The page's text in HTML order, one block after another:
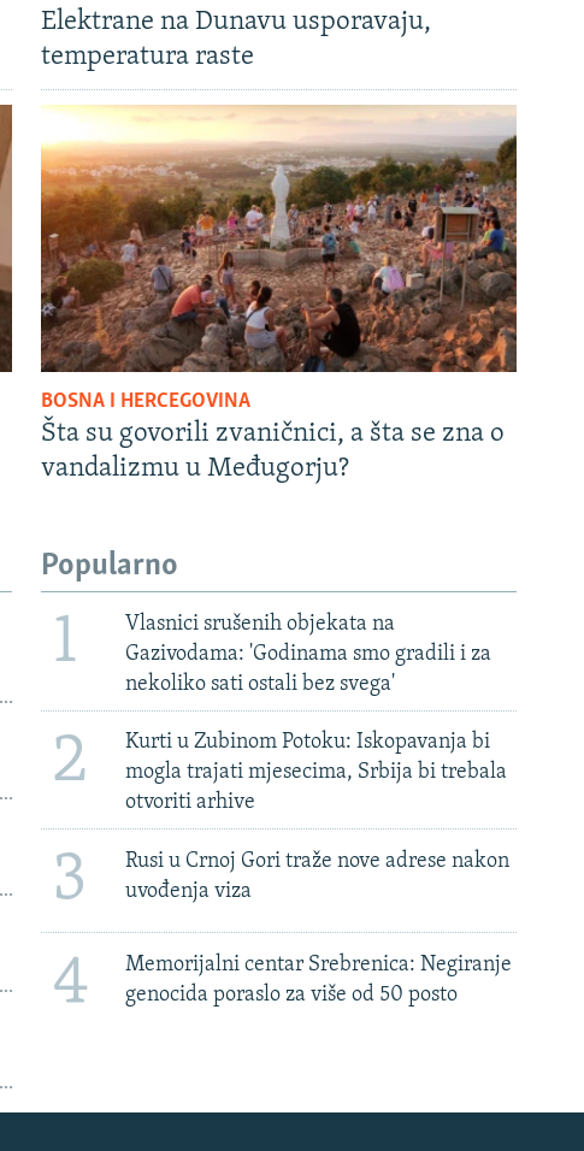
Elektrane na Dunavu usporavaju,
temperatura raste
BOSNA I HERCEGOVINA
Šta su govorili zvaničnici, a šta se zna o
vandalizmu u Međugorju?
Popularno
1
Vlasnici srušenih objekata na
Gazivodama: 'Godinama smo gradili i za
nekoliko sati ostali bez svega'
2
Kurti u Zubinom Potoku: Iskopavanja bi
mogla trajati mjesecima, Srbija bi trebala
otvoriti arhive
3
Rusi u Crnoj Gori traže nove adrese nakon
uvođenja viza
4
Memorijalni centar Srebrenica: Negiranje
genocida poraslo za više od 50 posto